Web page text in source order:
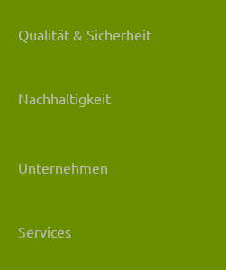
Qualität & Sicherheit
Nachhaltigkeit
Unternehmen
Services